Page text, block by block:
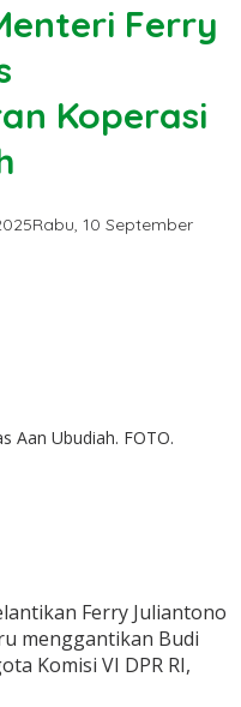
Ferry
Koperasi
Rabu, 10 September
Aan Ubudiah. FOTO.
Ferry Juliantono
menggantikan Budi
Komisi VI DPR RI,